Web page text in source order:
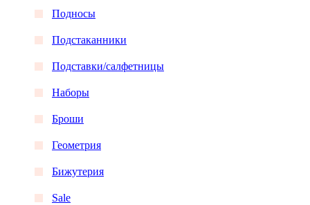
Подносы
Подстаканники
Подставки/салфетницы
Наборы
Броши
Геометрия
Бижутерия
Sale